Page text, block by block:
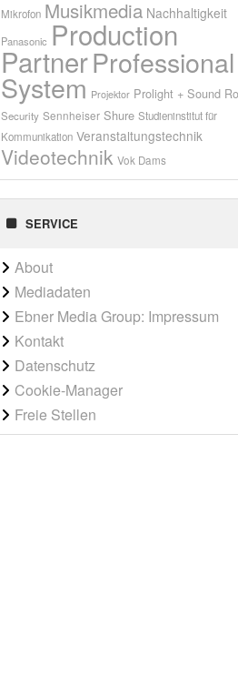
Mikrofon Musikmedia Nachhaltigkeit
Panasonic Production
PartnerProfessional
System Projektor Prolight + Sound
Security Sennheiser Shure Studieninstitut für
Kommunikation Veranstaltungstechnik
Videotechnik Vok Dams
SERVICE
About
Mediadaten
Ebner Media Group: Impressum
Kontakt
Datenschutz
Cookie-Manager
Freie Stellen